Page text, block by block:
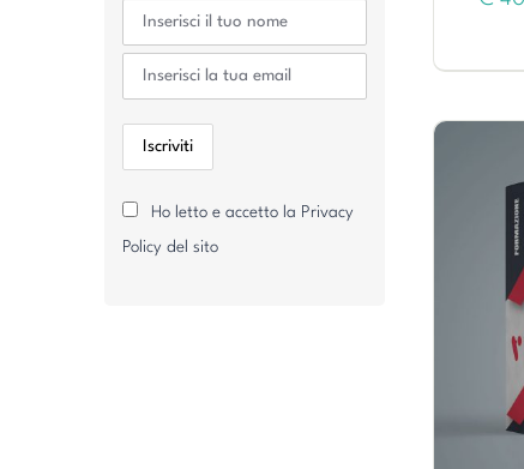
Ho letto e accetto la Privacy
Policy del sito